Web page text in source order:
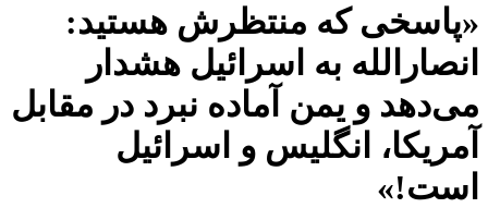
«پاسخی که منتظرش هستید:
انصارالله به اسرائیل هشدار
می‌دهد و یمن آماده نبرد در مقابل
آمریکا، انگلیس و اسرائیل
است!»